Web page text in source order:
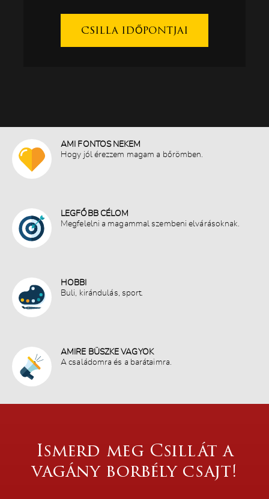
ZSÓKA (OKTOGON)
RENI (OKTOGON)
JOHANNA (MÓRICZ RED)
LILI (MÓRICZ)
LAURA (MÓRICZ RED)
ANNAMARI (MÓRICZ RED)
NIKI (MÓRICZ RED)
BIANKA (MÓRICZ)
DIA (MÓRICZ)
PATRÍCIA (MÓRICZ)
ÁRLISTA
CÍMÜNK
FOGLALÁS
ENGLISH
CSILLA IDŐPONTJAI
AMI FONTOS NEKEM
Hogy jól érezzem magam a bőrömben.
LEGFŐBB CÉLOM
Megfelelni a magammal szembeni elvárásoknak.
HOBBI
Buli, kirándulás, sport.
AMIRE BÜSZKE VAGYOK
A családomra és a barátaimra.
Ismerd meg Csillát a
vagány borbély csajt!